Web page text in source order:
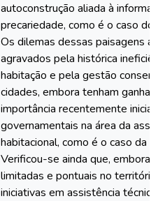
autoconstrução aliada à
precariedade, como é o caso
Os dilemas dessas paisagens
agravados pela histórica
habitação e pela gestão
cidades, embora tenham
importância recentemente
governamentais na área da
habitacional, como é o caso da
Verificou-se ainda que, embora
limitadas e pontuais no território
iniciativas em assistência